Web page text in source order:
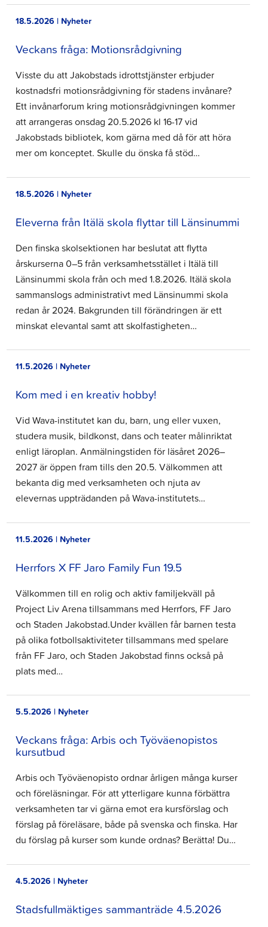
18.5.2026 | Nyheter
Veckans fråga: Motionsrådgivning
Visste du att Jakobstads idrottstjänster erbjuder
kostnadsfri motionsrådgivning för stadens invånare?
Ett invånarforum kring motionsrådgivningen kommer
att arrangeras onsdag 20.5.2026 kl 16-17 vid
Jakobstads bibliotek, kom gärna med då för att höra
mer om konceptet. Skulle du önska få stöd…
18.5.2026 | Nyheter
Eleverna från Itälä skola flyttar till Länsinummi
Den finska skolsektionen har beslutat att flytta
årskurserna 0–5 från verksamhetsstället i Itälä till
Länsinummi skola från och med 1.8.2026. Itälä skola
sammanslogs administrativt med Länsinummi skola
redan år 2024. Bakgrunden till förändringen är ett
minskat elevantal samt att skolfastigheten…
11.5.2026 | Nyheter
Kom med i en kreativ hobby!
Vid Wava-institutet kan du, barn, ung eller vuxen,
studera musik, bildkonst, dans och teater målinriktat
enligt läroplan. Anmälningstiden för läsåret 2026–
2027 är öppen fram tills den 20.5. Välkommen att
bekanta dig med verksamheten och njuta av
elevernas uppträdanden på Wava-institutets…
11.5.2026 | Nyheter
Herrfors X FF Jaro Family Fun 19.5
Välkommen till en rolig och aktiv familjekväll på
Project Liv Arena tillsammans med Herrfors, FF Jaro
och Staden Jakobstad.⁠⁠Under kvällen får barnen testa
på olika fotbollsaktiviteter tillsammans med spelare
från FF Jaro, och Staden Jakobstad finns också på
plats med…
5.5.2026 | Nyheter
Veckans fråga: Arbis och Työväenopistos
kursutbud
Arbis och Työväenopisto ordnar årligen många kurser
och föreläsningar. För att ytterligare kunna förbättra
verksamheten tar vi gärna emot era kursförslag och
förslag på föreläsare, både på svenska och finska. Har
du förslag på kurser som kunde ordnas? Berätta! Du…
4.5.2026 | Nyheter
Stadsfullmäktiges sammanträde 4.5.2026